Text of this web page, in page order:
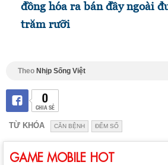
đồng hóa ra bán đầy ngoài
trăm rưỡi
Theo Nhịp Sống Việt
0
CHIA SẺ
TỪ KHÓA CĂN BỆNH ĐẾM SỐ
GAME MOBILE HOT